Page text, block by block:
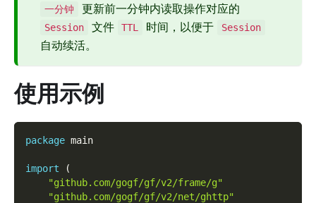
一分钟 更新前一分钟内读取操作对应的
Session 文件 TTL 时间，以便于 Session
自动续活。
使用示例
package main
import
(
"github.com/gogf/gf/v2/frame/g"
"github.com/gogf/gf/v2/net/ghttp"